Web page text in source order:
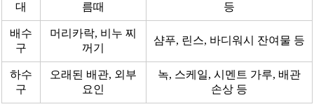
대
름때
등
배수
구
머리카락, 비누 찌
꺼기
샴푸, 린스, 바디워시 잔여물 등
하수
구
오래된 배관, 외부
요인
녹, 스케일, 시멘트 가루, 배관
손상 등